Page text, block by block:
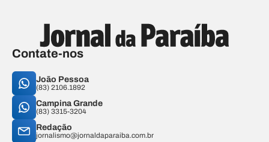
Contate-nos
João Pessoa
(83) 2106.1892
Campina Grande
(83) 3315-3204
Redação
jornalismo@jornaldaparaiba.com.br